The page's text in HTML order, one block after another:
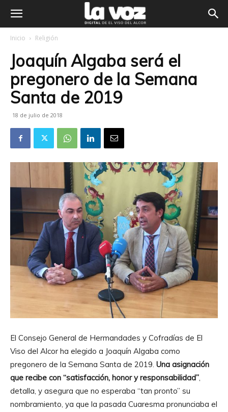
Inicio Religión
Joaquín Algaba será el
pregonero de la Semana
Santa de 2019
18 de julio de 2018
El Consejo General de Hermandades y Cofradías de El
Viso del Alcor ha elegido a Joaquín Algaba como
pregonero de la Semana Santa de 2019. Una asignación
que recibe con “satisfacción, honor y responsabilidad”,
detalla, y asegura que no esperaba “tan pronto” su
nombramiento, ya que la pasada Cuaresma pronunciaba el